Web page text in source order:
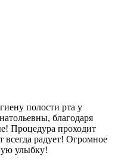
полости рта у
благодаря
Процедура проходит
всегда радует! Огромное
улыбку!